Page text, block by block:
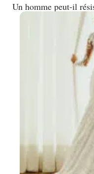
Un homme peut-il